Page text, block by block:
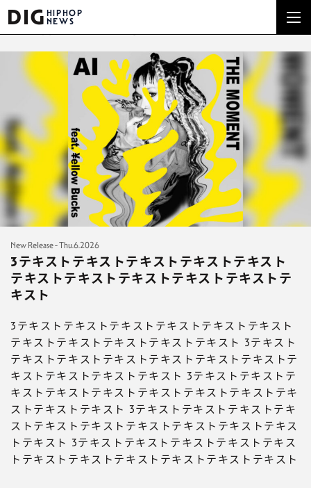
DIG HIPHOP
NEWS
NEW RELREASE
New Release - Thu.6.2026
3テキストテキストテキストテキストテキスト
テキストテキストテキストテキストテキストテ
キスト
3テキストテキストテキストテキストテキストテキスト
テキストテキストテキストテキストテキスト 3テキスト
テキストテキストテキストテキストテキストテキストテ
キストテキストテキストテキスト 3テキストテキストテ
キストテキストテキストテキストテキストテキストテキ
ストテキストテキスト 3テキストテキストテキストテキ
ストテキストテキストテキストテキストテキストテキス
トテキスト 3テキストテキストテキストテキストテキス
トテキストテキストテキストテキストテキストテキスト